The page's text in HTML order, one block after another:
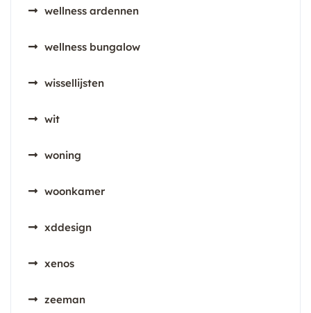
wellness ardennen
wellness bungalow
wissellijsten
wit
woning
woonkamer
xddesign
xenos
zeeman